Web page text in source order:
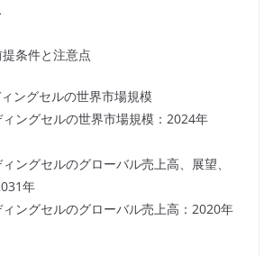
条件と注意点
ングセルの世界市場規模
ィングセルの世界市場規模：2024年
ングセルのグローバル売上高、展望、
年
ィングセルのグローバル売上高：2020年